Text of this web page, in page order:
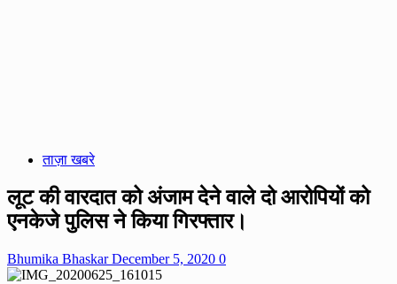
ताज़ा खबरे
लूट की वारदात को अंजाम देने वाले दो आरोपियों को
एनकेजे पुलिस ने किया गिरफ्तार।
Bhumika BhaskarDecember 5, 2020 0